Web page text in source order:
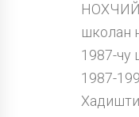
школан
1987-чу
1987-